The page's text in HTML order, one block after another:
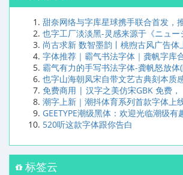
甜奈网络与字库星球携手联合首发，
也字工厂淡淡黑-灵感来源于《ニュー
尚古求新 数智墨韵丨桃煦古风广告体
字体推荐｜霸气书法字体｜龚帆字库
霸气有力的手写书法字体-龚帆怒放体
也字山海朝凤宋自带文艺古典刻本质
免费商用 | 汉字之美仿宋GBK 免费，
潮字上新｜潮抖体育系列首款字体上
GEETYPE潮级黑体：欢迎光临潮级有
520听这款字体跟你告白
标签云